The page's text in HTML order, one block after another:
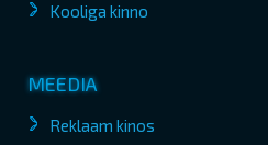
Kooliga kinno
MEEDIA
Reklaam kinos